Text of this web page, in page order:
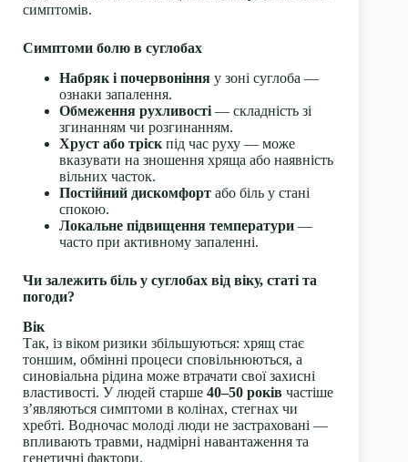
симптомів.
Симптоми болю в суглобах
Набряк і почервоніння у зоні суглоба —
ознаки запалення.
Обмеження рухливості — складність зі
згинанням чи розгинанням.
Хруст або тріск під час руху — може
вказувати на зношення хряща або наявність
вільних часток.
Постійний дискомфорт або біль у стані
спокою.
Локальне підвищення температури —
часто при активному запаленні.
Чи залежить біль у суглобах від віку, статі та
погоди?
Вік
Так, із віком ризики збільшуються: хрящ стає
тоншим, обмінні процеси сповільнюються, а
синовіальна рідина може втрачати свої захисні
властивості. У людей старше 40–50 років частіше
з’являються симптоми в колінах, стегнах чи
хребті. Водночас молоді люди не застраховані —
впливають травми, надмірні навантаження та
генетичні фактори.